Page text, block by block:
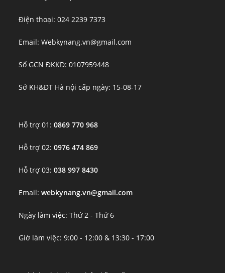
Điện thoại: 024 2239 7373
Email: Webkynang.vn@gmail.com
Số GCN ĐKKD: 0107959448
Sở KH&ĐT Hà nội cấp ngày: 15-08-17
Hỗ trợ 01:0869 770 968
Hỗ trợ 02:0976 474 869
Hỗ trợ 03:038 997 8430
Email:webkynang.vn@gmail.com
Ngày làm việc: Thứ 2 - Thứ 6
Giờ làm việc: 9:00 - 12:00 & 13:30 - 17:00